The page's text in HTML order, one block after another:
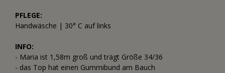
PFLEGE:
Handwäsche | 30° C auf links
INFO:
- Maria ist 1,58m groß und trägt Größe 34/36
- das Top hat einen Gummibund am Bauch